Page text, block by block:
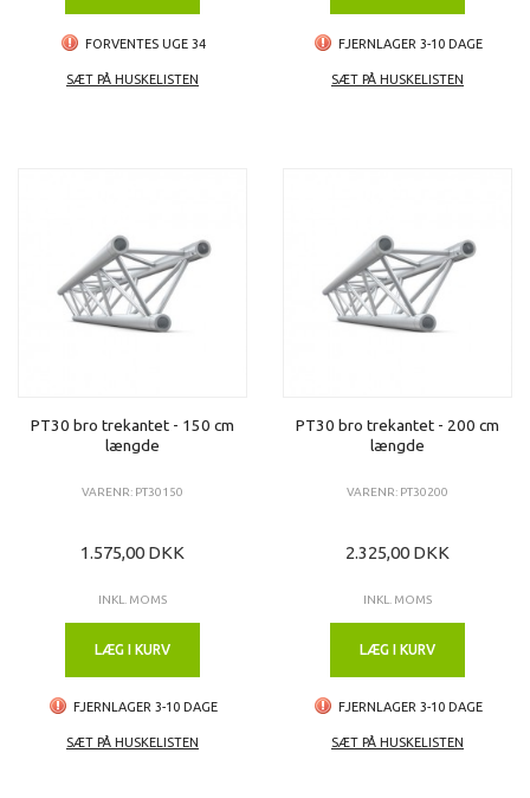
FORVENTES UGE 34
SÆT PÅ HUSKELISTEN
FJERNLAGER 3-10 DAGE
SÆT PÅ HUSKELISTEN
PT30 bro trekantet - 150 cm
længde
VARENR: PT30150
1.575,00 DKK
INKL. MOMS
LÆG I KURV
FJERNLAGER 3-10 DAGE
SÆT PÅ HUSKELISTEN
PT30 bro trekantet - 200 cm
længde
VARENR: PT30200
2.325,00 DKK
INKL. MOMS
LÆG I KURV
FJERNLAGER 3-10 DAGE
SÆT PÅ HUSKELISTEN